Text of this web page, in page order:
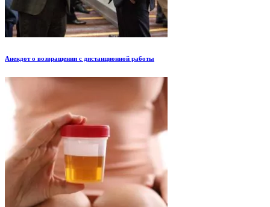
Анекдот о возвращении с дистанционной работы